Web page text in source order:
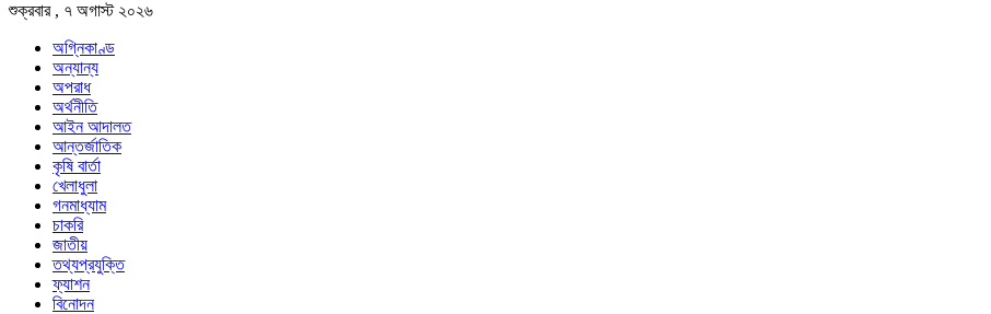
শুক্রবার , ৭ অগাস্ট ২০২৬
অগ্নিকাণ্ড
অন্যান্য
অপরাধ
অর্থনীতি
আইন আদালত
আন্তর্জাতিক
কৃষি বার্তা
খেলাধুলা
গনমাধ্যাম
চাকরি
জাতীয়
তথ্যপ্রযুক্তি
ফ্যাশন
বিনোদন